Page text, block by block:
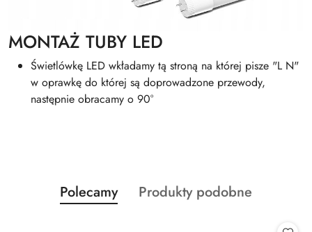
MONTAŻ TUBY LED
Świetlówkę LED wkładamy tą stroną na której pisze "L N"
w oprawkę do której są doprowadzone przewody,
następnie obracamy o 90°
Pomiń karuzelę produktów
Produkty
o
Polecamy
Produkty
Produkty podobne